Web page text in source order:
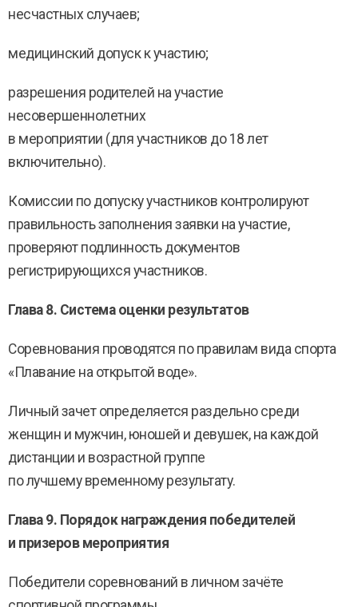
несчастных случаев;
медицинский допуск к участию;
разрешения родителей на участие
несовершеннолетних
в мероприятии (для участников до 18 лет
включительно).
Комиссии по допуску участников контролируют
правильность заполнения заявки на участие,
проверяют подлинность документов
регистрирующихся участников.
Глава 8. Система оценки результатов
Соревнования проводятся по правилам вида спорта
«Плавание на открытой воде».
Личный зачет определяется раздельно среди
женщин и мужчин, юношей и девушек, на каждой
дистанции и возрастной группе
по лучшему временному результату.
Глава 9. Порядок награждения победителей
и призеров мероприятия
Победители соревнований в личном зачёте